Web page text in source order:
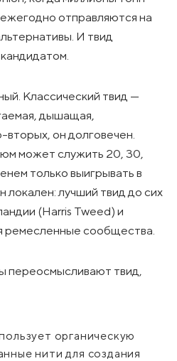
отправляются на
И твид
Классический твид —
дышащая,
он долговечен.
может служить 20, 30,
только выигрывать в
локален: лучший твид до сих
(Harris Tweed) и
сообщества.
переосмысливают твид,
органическую
нити для создания